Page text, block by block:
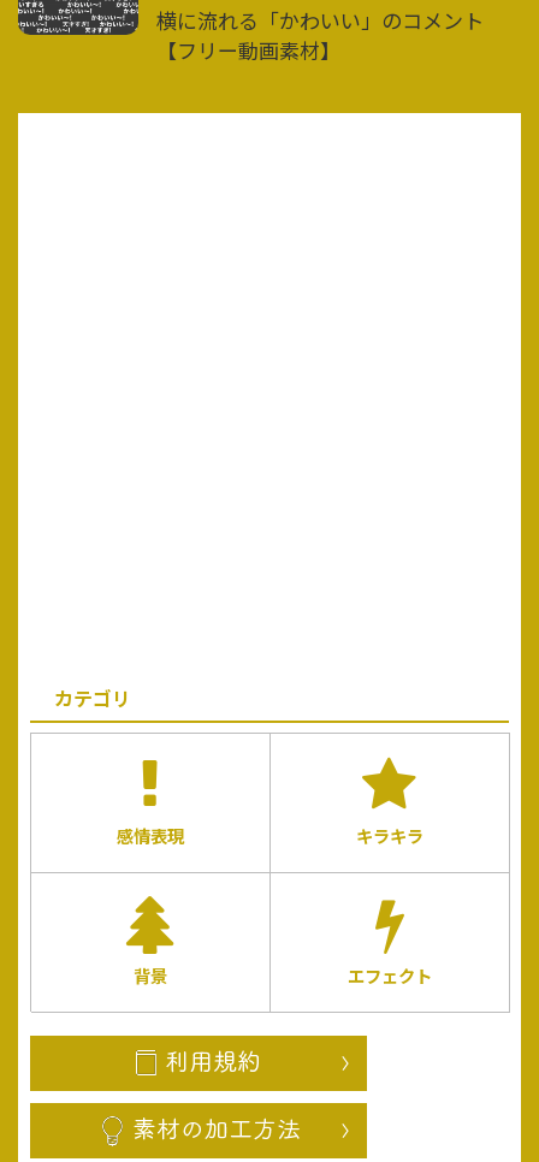
横に流れる「かわいい」のコメント
【フリー動画素材】
カテゴリ
感情表現 キラキラ
背景 エフェクト